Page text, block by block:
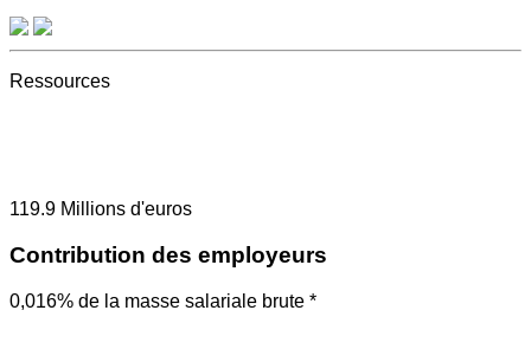
Ressources
119.9 Millions d'euros
Contribution des employeurs
0,016% de la masse salariale brute *